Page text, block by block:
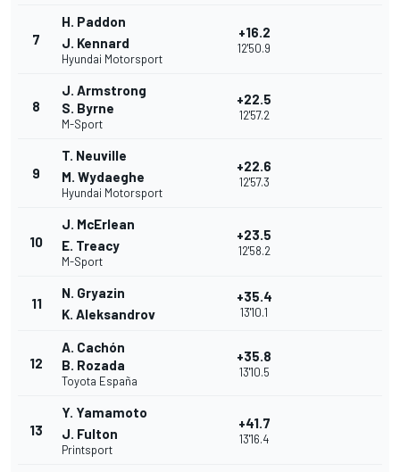
7
H. Paddon
J. Kennard
Hyundai Motorsport
+16.2
12'50.9
8
J. Armstrong
S. Byrne
M-Sport
+22.5
12'57.2
9
T. Neuville
M. Wydaeghe
Hyundai Motorsport
+22.6
12'57.3
10
J. McErlean
E. Treacy
M-Sport
+23.5
12'58.2
11
N. Gryazin
K. Aleksandrov
+35.4
13'10.1
12
A. Cachón
B. Rozada
Toyota España
+35.8
13'10.5
13
Y. Yamamoto
J. Fulton
Printsport
+41.7
13'16.4